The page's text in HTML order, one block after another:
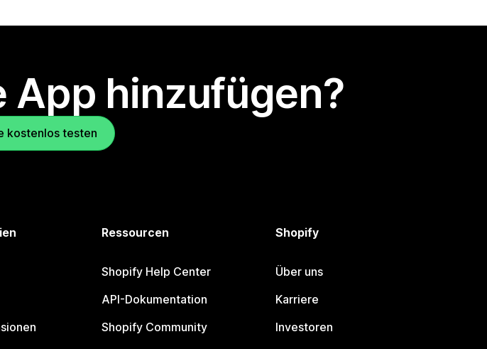
App hinzufügen?
kostenlos testen
Ressourcen
Shopify Help Center
API-Dokumentation
Shopify Community
Shopify
Über uns
Karriere
Investoren